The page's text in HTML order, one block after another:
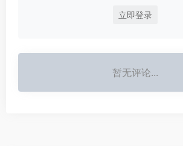
立即登录
暂无评论...